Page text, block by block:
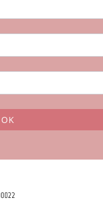
OK